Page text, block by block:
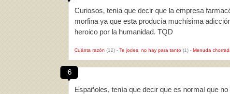
Curiosos, tenía que decir que la empresa
morfina ya que esta producía muchísima
heroico por la humanidad. TQD
Cuánta razón (12) - Te jodes, no hay para tanto (1) - Menuda
6
Españoles, tenía que decir que es normal que